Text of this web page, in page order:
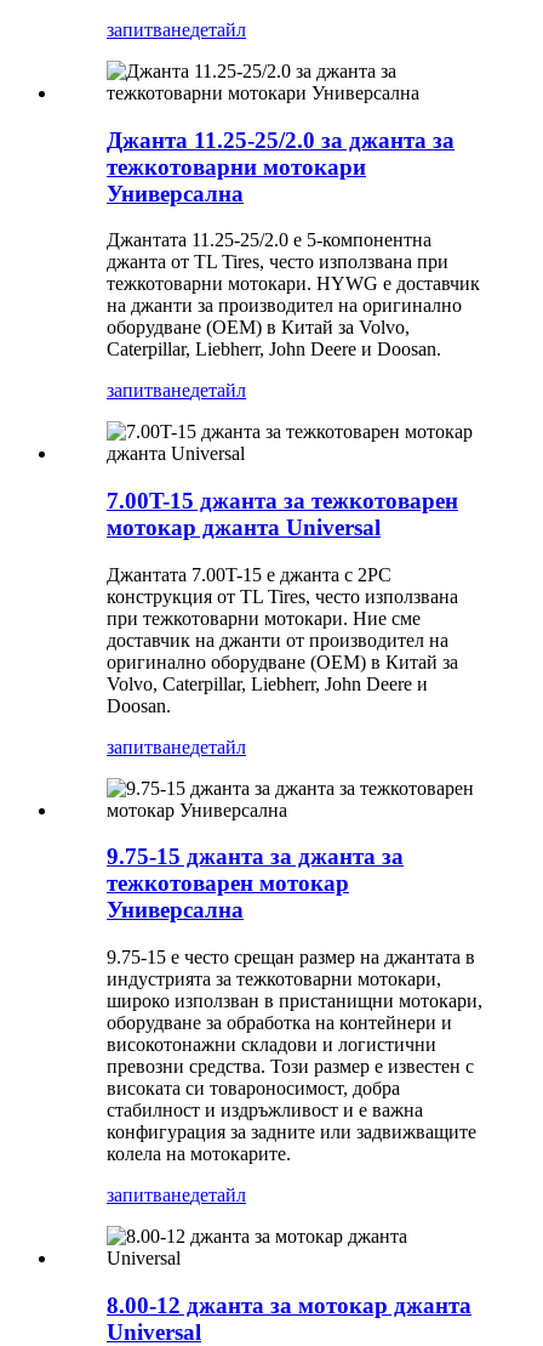
запитванедетайл
Джанта 11.25-25/2.0 за джанта за
тежкотоварни мотокари
Универсална
Джантата 11.25-25/2.0 е 5-компонентна
джанта от TL Tires, често използвана при
тежкотоварни мотокари. HYWG е доставчик
на джанти за производител на оригинално
оборудване (OEM) в Китай за Volvo,
Caterpillar, Liebherr, John Deere и Doosan.
запитванедетайл
7.00T-15 джанта за тежкотоварен
мотокар джанта Universal
Джантата 7.00T-15 е джанта с 2PC
конструкция от TL Tires, често използвана
при тежкотоварни мотокари. Ние сме
доставчик на джанти от производител на
оригинално оборудване (OEM) в Китай за
Volvo, Caterpillar, Liebherr, John Deere и
Doosan.
запитванедетайл
9.75-15 джанта за джанта за
тежкотоварен мотокар
Универсална
9.75-15 е често срещан размер на джантата в
индустрията за тежкотоварни мотокари,
широко използван в пристанищни мотокари,
оборудване за обработка на контейнери и
високотонажни складови и логистични
превозни средства. Този размер е известен с
високата си товароносимост, добра
стабилност и издръжливост и е важна
конфигурация за задните или задвижващите
колела на мотокарите.
запитванедетайл
8.00-12 джанта за мотокар джанта
Universal